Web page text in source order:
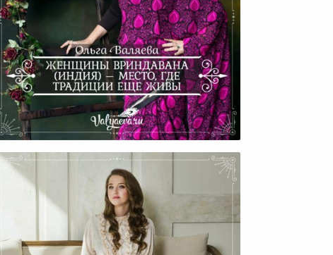
Женщины Вриндавана (Индия)
– Место, Где Традиции Еще
Живы